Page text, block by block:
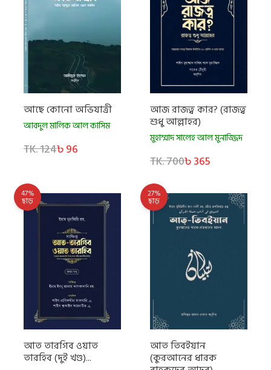
আছে কোনো অভিযাত্রী
আবদুল মালিক আল কাসিম
TK. 124৳ 96
আজ রাজত্ব কার? (রাজত্ব
শুধু আল্লাহর)
মুহাম্মাদ সালেহ আল মুনাজ্জিদ
TK. 700৳ 365
47%
ছাড়
আত তারগিব ওয়াত
তারহিব (দুই খণ্ড)...
27%
ছাড়
আত তিবইয়ান
(কুরআনের ধারক